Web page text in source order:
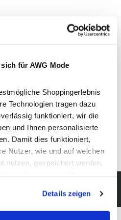
für AWG Mode
Shoppingerlebnis
Technologien tragen dazu
funktioniert, wir die
und Ihnen personalisierte
Damit dies funktioniert,
Nutzer, wie und auf welchen
nutzen, gespeichert werden.
der Webseite auf jeden
für Analyse- oder
Details zeigen